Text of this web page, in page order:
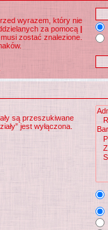
wyrazem, który nie
za pomocą |
zostać znalezione.
są przeszukiwane
jest wyłączona.